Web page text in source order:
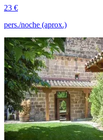
23 €
pers./noche (aprox.)